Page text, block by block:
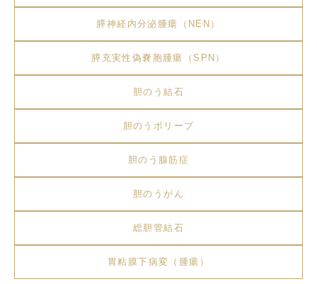
膵神経内分泌腫瘍（NEN）
膵充実性偽嚢胞腫瘍（SPN）
胆のう結石
胆のうポリープ
胆のう腺筋症
胆のうがん
総胆管結石
胃粘膜下病変（腫瘍）